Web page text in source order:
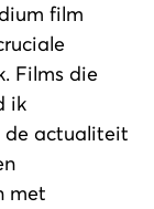
film
Films die
ik
de actualiteit
met